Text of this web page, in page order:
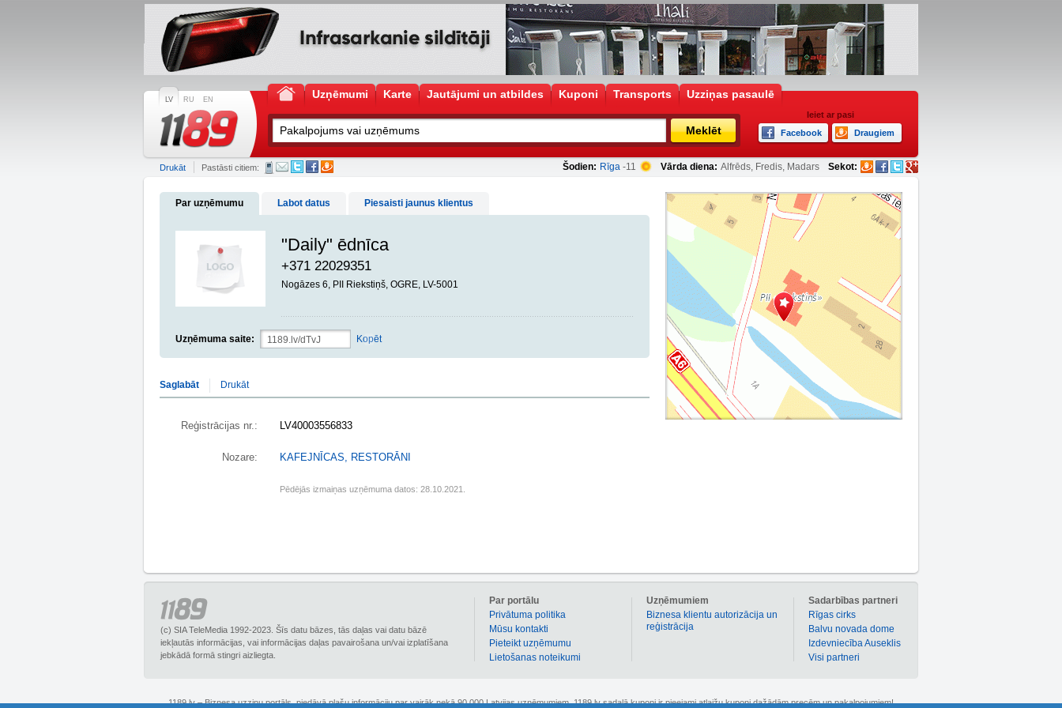
LV RU EN Uzņēmumi Karte Jautājumi un atbildes Kuponi Transports Uzziņas pasaulē
Meklēt
Ieiet ar pasi
Facebook
Draugiem
Šodien: Rīga -11 Vārda diena: Alfrēds, Fredis, Madars Sekot:
Drukāt Pastāsti citiem:
Par uzņēmumu Labot datus Piesaisti jaunus klientus
"Daily" ēdnīca
+371 22029351
Nogāzes 6, PII Riekstiņš, OGRE, LV-5001
Uzņēmuma saite: Kopēt
Saglabāt Drukāt
Reģistrācijas nr.: LV40003556833
Nozare: KAFEJNĪCAS, RESTORĀNI
Pēdējās izmaiņas uzņēmuma datos: 28.10.2021.
(c) SIA TeleMedia 1992-2023. Šīs datu bāzes, tās daļas vai datu bāzē
iekļautās informācijas, vai informācijas daļas pavairošana un/vai izplatīšana
jebkādā formā stingri aizliegta.
Sadarbības partneri
Rīgas cirks
Balvu novada dome
Izdevniecība Auseklis
Visi partneri
Uzņēmumiem
Biznesa klientu autorizācija un
reģistrācija
Par portālu
Privātuma politika
Mūsu kontakti
Pieteikt uzņēmumu
Lietošanas noteikumi
1189.lv – Biznesa uzziņu portāls, piedāvā plašu informāciju par vairāk nekā 90 000 Latvijas uzņēmumiem. 1189.lv sadaļā kuponi ir pieejami atlaižu kuponi dažādām precēm un pakalpojumiem!